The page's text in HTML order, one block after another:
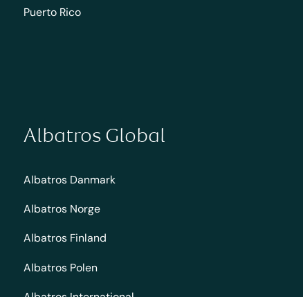
Puerto Rico
Albatros Global
Albatros Danmark
Albatros Norge
Albatros Finland
Albatros Polen